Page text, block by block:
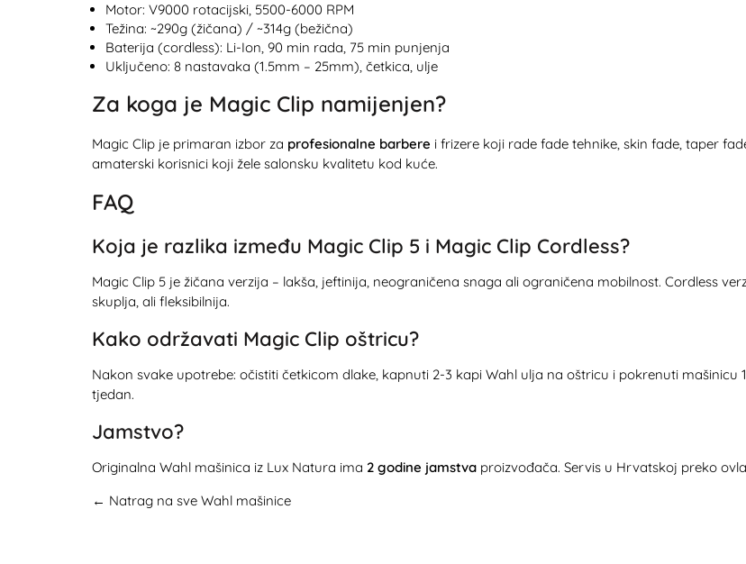
Motor: V9000 rotacijski, 5500-6000 RPM
Težina: ~290g (žičana) / ~314g (bežična)
Baterija (cordless): Li-Ion, 90 min rada, 75 min punjenja
Uključeno: 8 nastavaka (1.5mm – 25mm), četkica, ulje
Za koga je Magic Clip namijenjen?
Magic Clip je primaran izbor za profesionalne barbere i frizere koji rade fade tehnike, skin fade, taper
amaterski korisnici koji žele salonsku kvalitetu kod kuće.
FAQ
Koja je razlika između Magic Clip 5 i Magic Clip Cordless?
Magic Clip 5 je žičana verzija – lakša, jeftinija, neograničena snaga ali ograničena mobilnost. Cordless
skuplja, ali fleksibilnija.
Kako održavati Magic Clip oštricu?
Nakon svake upotrebe: očistiti četkicom dlake, kapnuti 2-3 kapi Wahl ulja na oštricu i pokrenuti
tjedan.
Jamstvo?
Originalna Wahl mašinica iz Lux Natura ima 2 godine jamstva proizvođača. Servis u Hrvatskoj preko
← Natrag na sve Wahl mašinice